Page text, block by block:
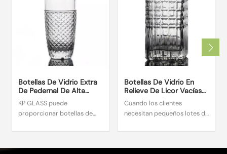
Botellas De Vidrio Extra
De Pedernal De Alta
Calidad, Suministro
Directo De Fábrica
KP GLASS puede
proporcionar botellas de
personalizadas de 500 ml
Botellas De Vidrio En
Relieve De Licor Vacías
De Pedernal Extra Blanco
Cuando los clientes
necesitan pequeños lotes de
whisky y brandy